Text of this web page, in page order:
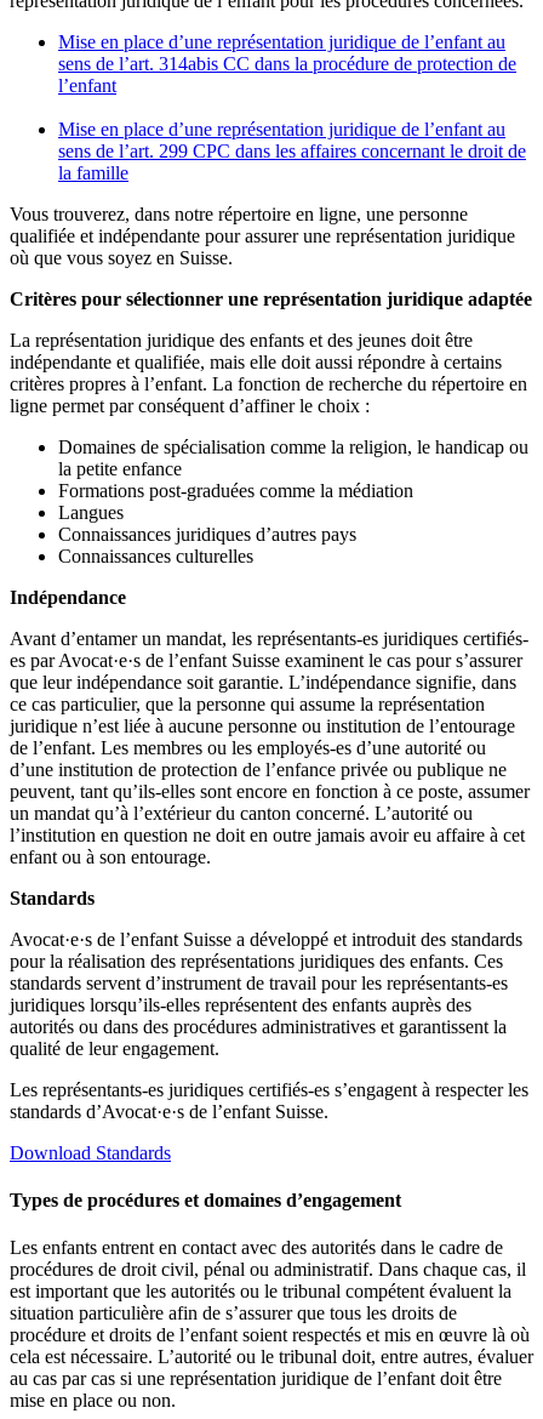
Mise en place d’une représentation juridique de l’enfant au
sens de l’art. 314abis CC dans la procédure de protection de
l’enfant
Mise en place d’une représentation juridique de l’enfant au
sens de l’art. 299 CPC dans les affaires concernant le droit de
la famille
Vous trouverez, dans notre répertoire en ligne, une personne
qualifiée et indépendante pour assurer une représentation juridique
où que vous soyez en Suisse.
Critères pour sélectionner une représentation juridique adaptée
La représentation juridique des enfants et des jeunes doit être
indépendante et qualifiée, mais elle doit aussi répondre à certains
critères propres à l’enfant. La fonction de recherche du répertoire en
ligne permet par conséquent d’affiner le choix :
Domaines de spécialisation comme la religion, le handicap ou
la petite enfance
Formations post-graduées comme la médiation
Langues
Connaissances juridiques d’autres pays
Connaissances culturelles
Indépendance
Avant d’entamer un mandat, les représentants-es juridiques certifiés-
es par Avocat·e·s de l’enfant Suisse examinent le cas pour s’assurer
que leur indépendance soit garantie. L’indépendance signifie, dans
ce cas particulier, que la personne qui assume la représentation
juridique n’est liée à aucune personne ou institution de l’entourage
de l’enfant. Les membres ou les employés-es d’une autorité ou
d’une institution de protection de l’enfance privée ou publique ne
peuvent, tant qu’ils-elles sont encore en fonction à ce poste, assumer
un mandat qu’à l’extérieur du canton concerné. L’autorité ou
l’institution en question ne doit en outre jamais avoir eu affaire à cet
enfant ou à son entourage.
Standards
Avocat·e·s de l’enfant Suisse a développé et introduit des standards
pour la réalisation des représentations juridiques des enfants. Ces
standards servent d’instrument de travail pour les représentants-es
juridiques lorsqu’ils-elles représentent des enfants auprès des
autorités ou dans des procédures administratives et garantissent la
qualité de leur engagement.
Les représentants-es juridiques certifiés-es s’engagent à respecter les
standards d’Avocat·e·s de l’enfant Suisse.
Download Standards
Types de procédures et domaines d’engagement
Les enfants entrent en contact avec des autorités dans le cadre de
procédures de droit civil, pénal ou administratif. Dans chaque cas, il
est important que les autorités ou le tribunal compétent évaluent la
situation particulière afin de s’assurer que tous les droits de
procédure et droits de l’enfant soient respectés et mis en œuvre là où
cela est nécessaire. L’autorité ou le tribunal doit, entre autres, évaluer
au cas par cas si une représentation juridique de l’enfant doit être
mise en place ou non.